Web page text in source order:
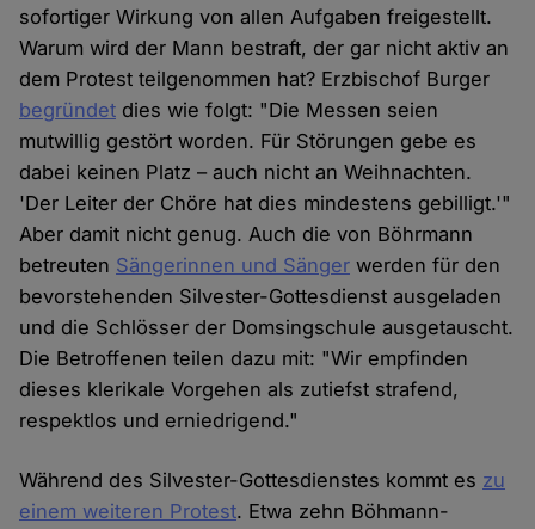
sofortiger Wirkung von allen Aufgaben freigestellt.
Warum wird der Mann bestraft, der gar nicht aktiv an
dem Protest teilgenommen hat? Erzbischof Burger
begründet dies wie folgt: "Die Messen seien
mutwillig gestört worden. Für Störungen gebe es
dabei keinen Platz – auch nicht an Weihnachten.
'Der Leiter der Chöre hat dies mindestens gebilligt.'"
Aber damit nicht genug. Auch die von Böhrmann
betreuten Sängerinnen und Sänger werden für den
bevorstehenden Silvester-Gottesdienst ausgeladen
und die Schlösser der Domsingschule ausgetauscht.
Die Betroffenen teilen dazu mit: "Wir empfinden
dieses klerikale Vorgehen als zutiefst strafend,
respektlos und erniedrigend."
Während des Silvester-Gottesdienstes kommt es zu
einem weiteren Protest. Etwa zehn Böhmann-